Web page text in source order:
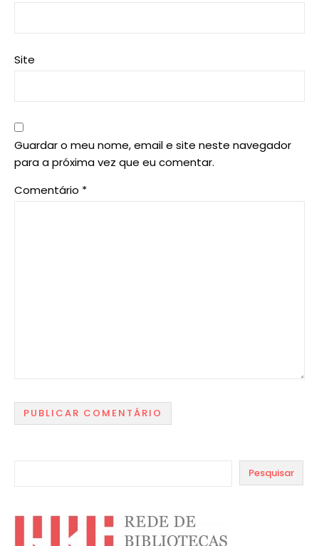
Site
Guardar o meu nome, email e site neste navegador
para a próxima vez que eu comentar.
Comentário *
Pesquisar